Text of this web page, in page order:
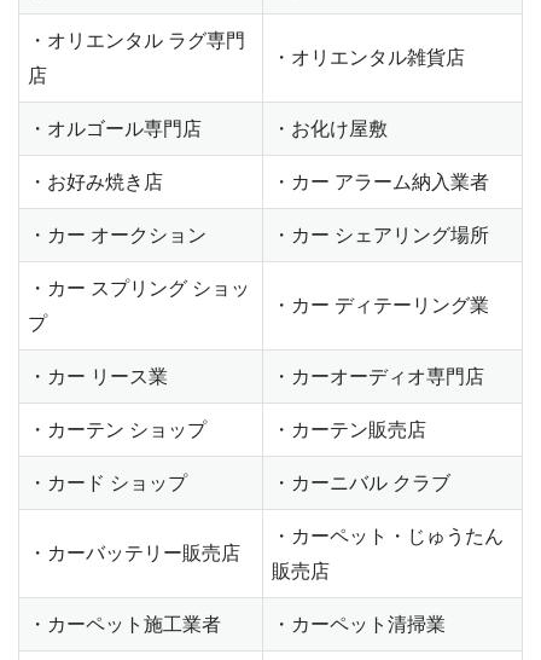
・オリエンタル ラグ専門
店
・オリエンタル雑貨店
・オルゴール専門店 ・お化け屋敷
・お好み焼き店 ・カー アラーム納入業者
・カー オークション ・カー シェアリング場所
・カー スプリング ショッ
プ
・カー ディテーリング業
・カー リース業 ・カーオーディオ専門店
・カーテン ショップ ・カーテン販売店
・カード ショップ ・カーニバル クラブ
・カーバッテリー販売店
・カーペット・じゅうたん
販売店
・カーペット施工業者 ・カーペット清掃業